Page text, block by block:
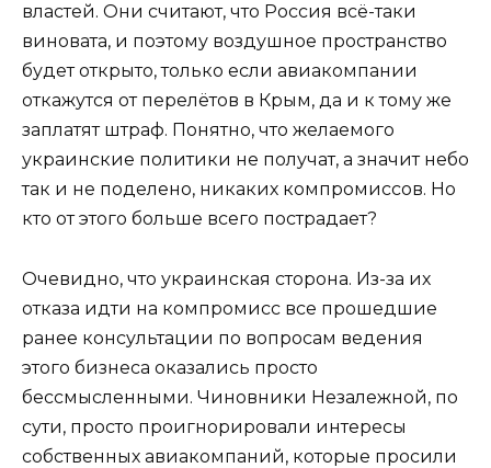
властей. Они считают, что Россия всё-таки
виновата, и поэтому воздушное пространство
будет открыто, только если авиакомпании
откажутся от перелётов в Крым, да и к тому же
заплатят штраф. Понятно, что желаемого
украинские политики не получат, а значит небо
так и не поделено, никаких компромиссов. Но
кто от этого больше всего пострадает?
Очевидно, что украинская сторона. Из-за их
отказа идти на компромисс все прошедшие
ранее консультации по вопросам ведения
этого бизнеса оказались просто
бессмысленными. Чиновники Незалежной, по
сути, просто проигнорировали интересы
собственных авиакомпаний, которые просили